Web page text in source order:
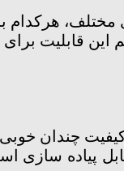
هرکدام
این قابلیت
چندان خوبی